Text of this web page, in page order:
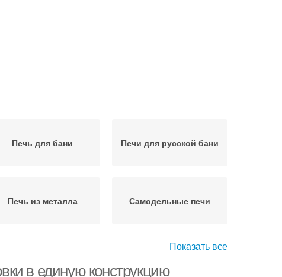
Печь для бани Печи для русской бани
Печь из металла Самодельные печи
Показать все
в единую конструкцию